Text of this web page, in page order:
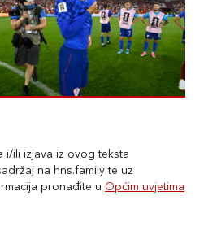
i/ili izjava iz ovog teksta
na hns.family te uz
pronađite u Općim uvjetima